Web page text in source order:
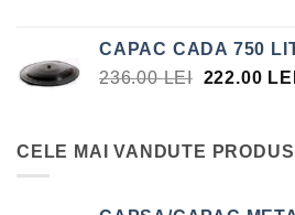
FOST:
396.00
CAPAC CADA 750
236.00LEI PREȚUL
FOST:
222.00 LEI
CELE MAI VANDUTE